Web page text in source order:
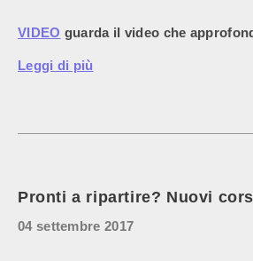
VIDEO guarda il video che
Leggi di più
Pronti a ripartire? Nuovi
04 settembre 2017